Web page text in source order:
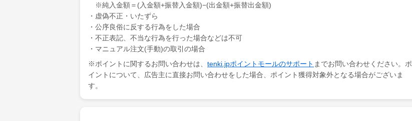
※純入金額＝(入金額+振替入金額)−(出金額+振替出金額)
・虚偽不正・いたずら
・公序良俗に反する行為をした場合
・不正表記、不当な行為を行った場合などは不可
・マニュアル注文(手動)の取引の場合
※ポイントに関するお問い合わせは、 tenki.jpポイントモールのサポート までお問い合わせください。ポ
イントについて、広告主に直接お問い合わせをした場合、ポイント獲得対象外となる場合がございま
す。